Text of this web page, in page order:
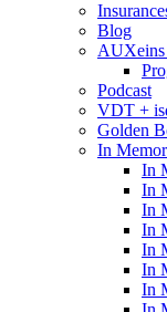
Blog
AUXeins
Podcast
VDT +
Golden
In
In
In
In
In
In
In
In